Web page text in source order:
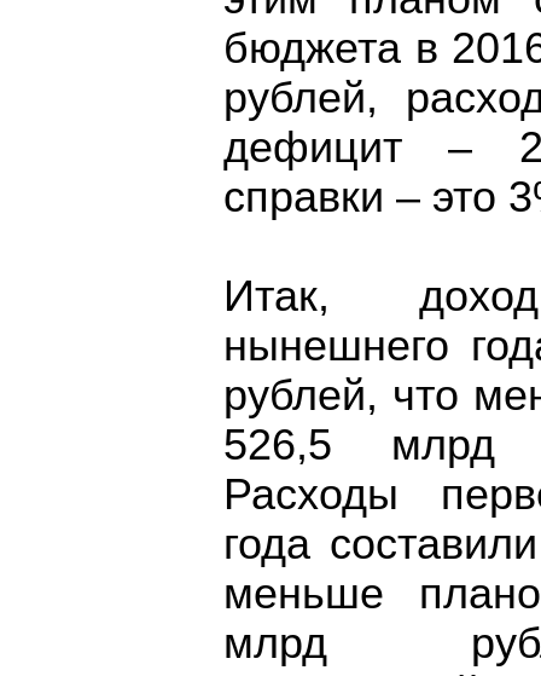
бюджета в
рублей,
дефицит –
справки – это
Итак,
нынешнего
рублей, что
526,5 млрд
Расходы
года
меньше
млрд